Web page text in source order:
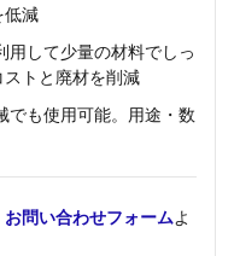
低減
して少量の材料でしっ
トと廃材を削減
でも使用可能。用途・数
お問い合わせフォームよ